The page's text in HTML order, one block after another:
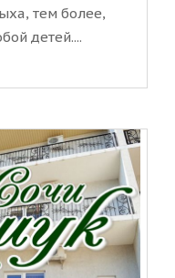
тем более,
детей....